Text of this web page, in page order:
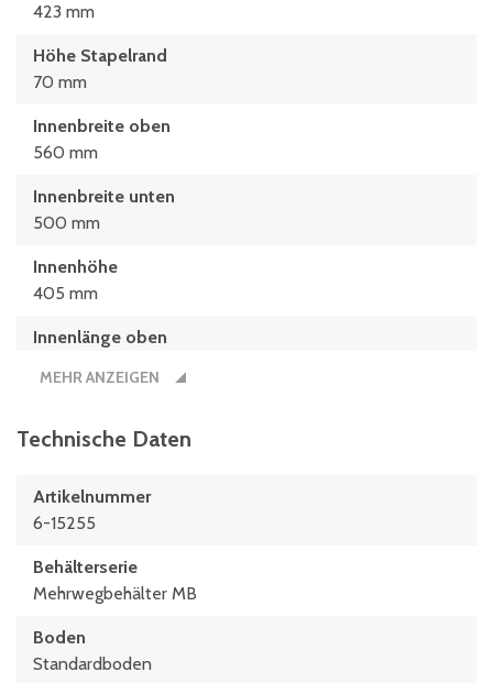
423 mm
Höhe Stapelrand
70 mm
Innenbreite oben
560 mm
Innenbreite unten
500 mm
Innenhöhe
405 mm
Innenlänge oben
682 mm
800 mm
MEHR ANZEIGEN
Technische Daten
Artikelnummer
6-15255
Behälterserie
Mehrwegbehälter MB
Boden
Standardboden